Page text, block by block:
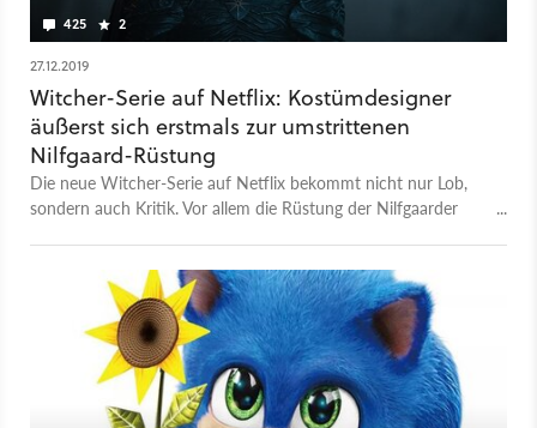
425 2
27.12.2019
Witcher-Serie auf Netflix: Kostümdesigner
äußerst sich erstmals zur umstrittenen
Nilfgaard-Rüstung
Die neue Witcher-Serie auf Netflix bekommt nicht nur Lob,
sondern auch Kritik. Vor allem die Rüstung der Nilfgaarder